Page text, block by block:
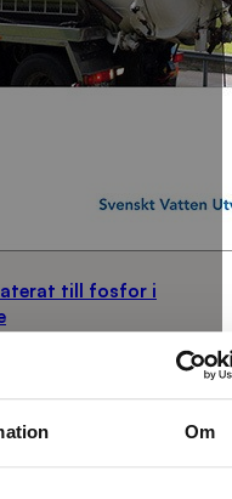
Om
till fosfor i